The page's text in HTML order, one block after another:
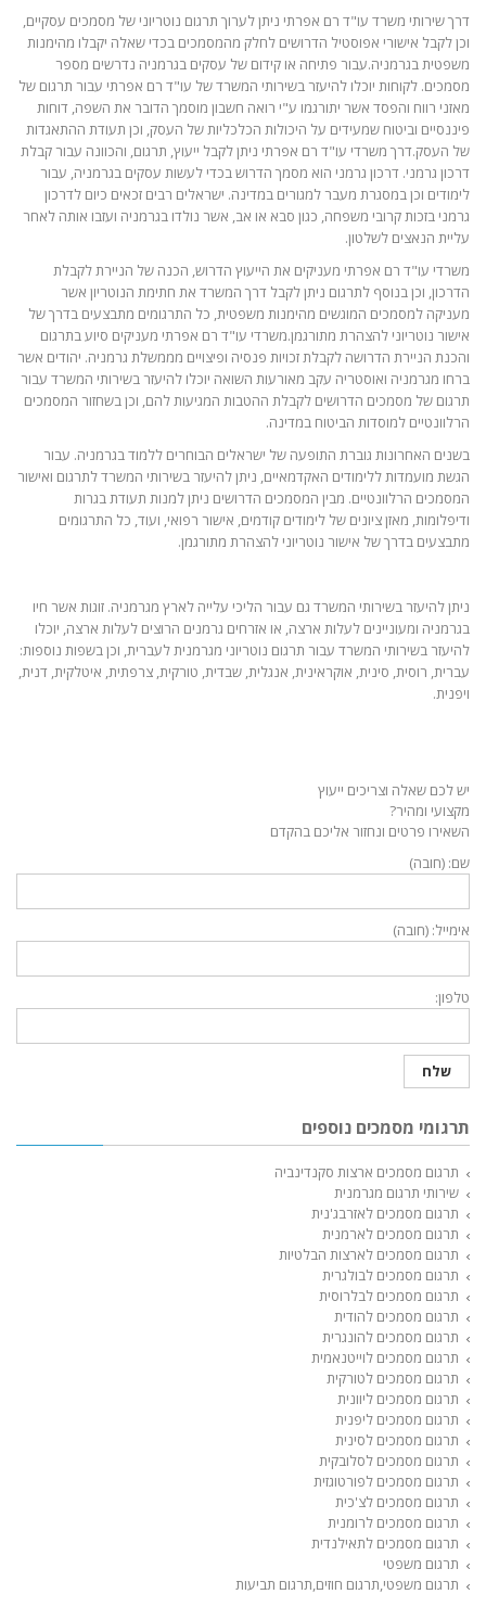
דרך שירותי משרד עו"ד רם אפרתי ניתן לערוך תרגום נוטריוני של מסמכים עסקיים,
וכן לקבל אישורי אפוסטיל הדרושים לחלק מהמסמכים בכדי שאלה יקבלו מהימנות
משפטית בגרמניה.עבור פתיחה או קידום של עסקים בגרמניה נדרשים מספר
מסמכים. לקוחות יוכלו להיעזר בשירותי המשרד של עו"ד רם אפרתי עבור תרגום של
מאזני רווח והפסד אשר יתורגמו ע"י רואה חשבון מוסמך הדובר את השפה, דוחות
פיננסיים וביטוח שמעידים על היכולות הכלכליות של העסק, וכן תעודת ההתאגדות
של העסק.דרך משרדי עו"ד רם אפרתי ניתן לקבל ייעוץ, תרגום, והכוונה עבור קבלת
דרכון גרמני. דרכון גרמני הוא מסמך הדרוש בכדי לעשות עסקים בגרמניה, עבור
לימודים וכן במסגרת מעבר למגורים במדינה. ישראלים רבים זכאים כיום לדרכון
גרמני בזכות קרובי משפחה, כגון סבא או אב, אשר נולדו בגרמניה ועזבו אותה לאחר
עליית הנאצים לשלטון.
משרדי עו"ד רם אפרתי מעניקים את הייעוץ הדרוש, הכנה של הניירת לקבלת
הדרכון, וכן בנוסף לתרגום ניתן לקבל דרך המשרד את חתימת הנוטריון אשר
מעניקה למסמכים המוגשים מהימנות משפטית, כל התרגומים מתבצעים בדרך של
אישור נוטריוני להצהרת מתורגמן.משרדי עו"ד רם אפרתי מעניקים סיוע בתרגום
והכנת הניירת הדרושה לקבלת זכויות פנסיה ופיצויים מממשלת גרמניה. יהודים אשר
ברחו מגרמניה ואוסטריה עקב מאורעות השואה יוכלו להיעזר בשירותי המשרד עבור
תרגום של מסמכים הדרושים לקבלת ההטבות המגיעות להם, וכן בשחזור המסמכים
הרלוונטיים למוסדות הביטוח במדינה.
בשנים האחרונות גוברת התופעה של ישראלים הבוחרים ללמוד בגרמניה. עבור
הגשת מועמדות ללימודים האקדמאיים, ניתן להיעזר בשירותי המשרד לתרגום ואישור
המסמכים הרלוונטיים. מבין המסמכים הדרושים ניתן למנות תעודת בגרות
ודיפלומות, מאזן ציונים של לימודים קודמים, אישור רפואי, ועוד, כל התרגומים
מתבצעים בדרך של אישור נוטריוני להצהרת מתורגמן.
ניתן להיעזר בשירותי המשרד גם עבור הליכי עלייה לארץ מגרמניה. זוגות אשר חיו
בגרמניה ומעוניינים לעלות ארצה, או אזרחים גרמנים הרוצים לעלות ארצה, יוכלו
להיעזר בשירותי המשרד עבור תרגום נוטריוני מגרמנית לעברית, וכן בשפות נוספות:
עברית, רוסית, סינית, אוקראינית, אנגלית, שבדית, טורקית, צרפתית, איטלקית, דנית,
ויפנית.
יש לכם שאלה וצריכים ייעוץ
מקצועי ומהיר?
השאירו פרטים ונחזור אליכם בהקדם
שם: (חובה)
אימייל: (חובה)
טלפון:
תרגומי מסמכים נוספים
תרגום מסמכים ארצות סקנדינביה
שירותי תרגום מגרמנית
תרגום מסמכים לאזרבג'נית
תרגום מסמכים לארמנית
תרגום מסמכים לארצות הבלטיות
תרגום מסמכים לבולגרית
תרגום מסמכים לבלרוסית
תרגום מסמכים להודית
תרגום מסמכים להונגרית
תרגום מסמכים לוייטנאמית
תרגום מסמכים לטורקית
תרגום מסמכים ליוונית
תרגום מסמכים ליפנית
תרגום מסמכים לסינית
תרגום מסמכים לסלובקית
תרגום מסמכים לפורטוגזית
תרגום מסמכים לצ'כית
תרגום מסמכים לרומנית
תרגום מסמכים לתאילנדית
תרגום משפטי
תרגום משפטי,תרגום חוזים,תרגום תביעות